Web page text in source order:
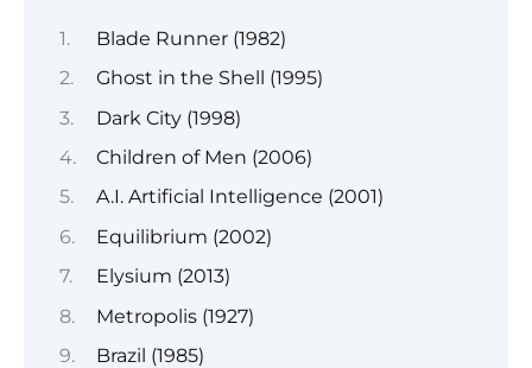
Blade Runner (1982)
Ghost in the Shell (1995)
Dark City (1998)
Children of Men (2006)
A.I. Artificial Intelligence (2001)
Equilibrium (2002)
Elysium (2013)
Metropolis (1927)
Brazil (1985)